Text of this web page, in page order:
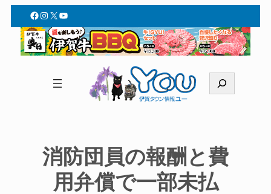
Facebook
Instagram
X YouTube
索
消防団員の報酬と費
用弁償で一部未払